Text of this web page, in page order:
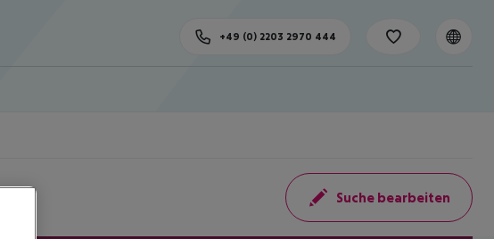
+49 (0) 2203 2970 444
Suche bearbeiten